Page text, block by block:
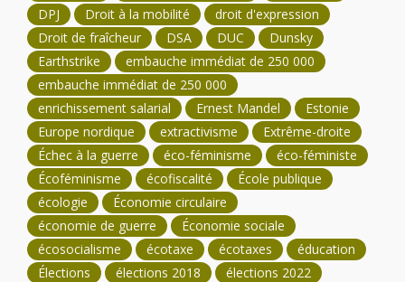
DPJ
Droit à la mobilité
droit d'expression
Droit de fraîcheur
DSA DUC
Dunsky
Earthstrike
embauche immédiat de 250 000
embauche immédiat de 250 000
enrichissement salarial
Ernest Mandel
Estonie
Europe nordique
extractivisme
Extrême-droite
Échec à la guerre
éco-féminisme
éco-féministe
Écoféminisme
écofiscalité
École publique
écologie
Économie circulaire
économie de guerre
Économie sociale
écosocialisme
écotaxe écotaxes
éducation
Élections
élections 2018
élections 2022